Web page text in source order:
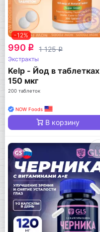
-12%
990 q 1 125q
Экстракты
Kelp - Йод в таблетках
150 мкг
200 таблеток
NOW Foods
В корзину